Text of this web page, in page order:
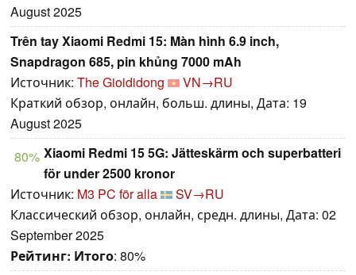
August 2025
Trên tay Xiaomi Redmi 15: Màn hình 6.9 inch,
Snapdragon 685, pin khủng 7000 mAh
Источник: The Gioididong
VN→RU
Краткий обзор, онлайн, больш. длины, Дата: 19
August 2025
80% Xiaomi Redmi 15 5G: Jätteskärm och superbatteri
för under 2500 kronor
Источник: M3 PC för alla
SV→RU
Классический обзор, онлайн, средн. длины, Дата: 02
September 2025
Рейтинг: Итого: 80%